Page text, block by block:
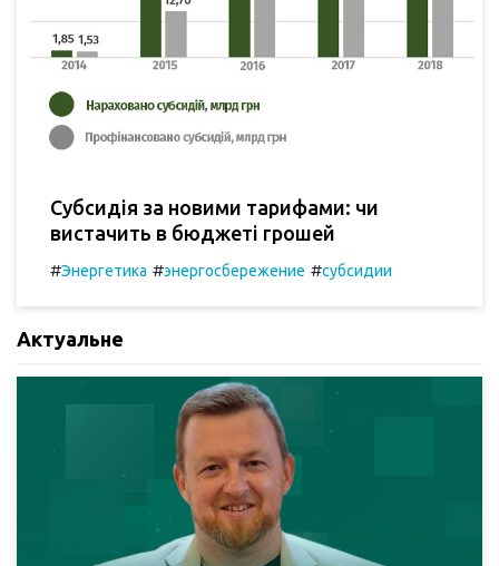
Субсидія за новими тарифами: чи
вистачить в бюджеті грошей
#Энергетика #энергосбережение #субсидии
Актуальне